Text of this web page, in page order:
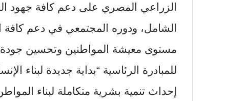
الزراعي المصري على دعم كافة جهود
الشامل، ودوره المجتمعي في دعم كافة
مستوى معيشة المواطنين وتحسين جودة
للمبادرة الرئاسية “بداية جديدة لبناء
إحداث تنمية بشرية متكاملة لبناء